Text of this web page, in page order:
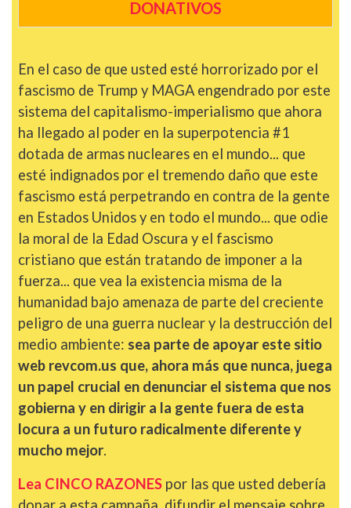
DONATIVOS
En el caso de que usted esté horrorizado por el
fascismo de Trump y MAGA engendrado por este
sistema del capitalismo-imperialismo que ahora
ha llegado al poder en la superpotencia #1
dotada de armas nucleares en el mundo... que
esté indignados por el tremendo daño que este
fascismo está perpetrando en contra de la gente
en Estados Unidos y en todo el mundo... que odie
la moral de la Edad Oscura y el fascismo
cristiano que están tratando de imponer a la
fuerza... que vea la existencia misma de la
humanidad bajo amenaza de parte del creciente
peligro de una guerra nuclear y la destrucción del
medio ambiente: sea parte de apoyar este sitio
web revcom.us que, ahora más que nunca, juega
un papel crucial en denunciar el sistema que nos
gobierna y en dirigir a la gente fuera de esta
locura a un futuro radicalmente diferente y
mucho mejor.
Lea CINCO RAZONES por las que usted debería